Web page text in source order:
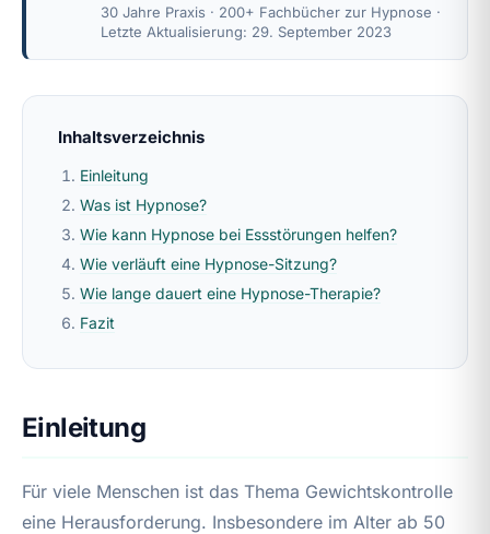
30 Jahre Praxis · 200+ Fachbücher zur Hypnose ·
Letzte Aktualisierung: 29. September 2023
Inhaltsverzeichnis
Einleitung
Was ist Hypnose?
Wie kann Hypnose bei Essstörungen helfen?
Wie verläuft eine Hypnose-Sitzung?
Wie lange dauert eine Hypnose-Therapie?
Fazit
Einleitung
Für viele Menschen ist das Thema Gewichtskontrolle
eine Herausforderung. Insbesondere im Alter ab 50